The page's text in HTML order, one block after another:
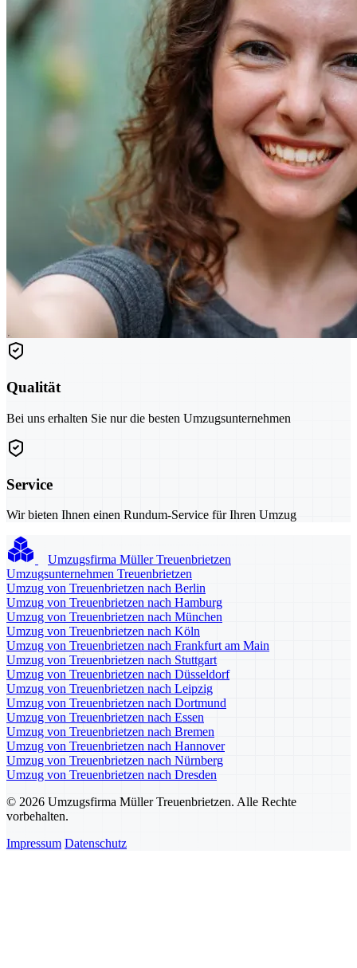
Qualität
Bei uns erhalten Sie nur die besten Umzugsunternehmen
Service
Wir bieten Ihnen einen Rundum-Service für Ihren Umzug
Umzugsfirma Müller Treuenbrietzen
Umzugsunternehmen Treuenbrietzen
Umzug von Treuenbrietzen nach Berlin
Umzug von Treuenbrietzen nach Hamburg
Umzug von Treuenbrietzen nach München
Umzug von Treuenbrietzen nach Köln
Umzug von Treuenbrietzen nach Frankfurt am Main
Umzug von Treuenbrietzen nach Stuttgart
Umzug von Treuenbrietzen nach Düsseldorf
Umzug von Treuenbrietzen nach Leipzig
Umzug von Treuenbrietzen nach Dortmund
Umzug von Treuenbrietzen nach Essen
Umzug von Treuenbrietzen nach Bremen
Umzug von Treuenbrietzen nach Hannover
Umzug von Treuenbrietzen nach Nürnberg
Umzug von Treuenbrietzen nach Dresden
© 2026 Umzugsfirma Müller Treuenbrietzen. Alle Rechte
vorbehalten.
Impressum Datenschutz